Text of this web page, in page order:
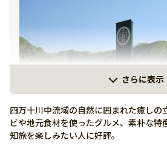
https://nabura-tosasaga.com/
さらに表示
四万十川中流域の自然に囲まれた癒しの
ビや地元食材を使ったグルメ、素朴な特
知旅を楽しみたい人に好評。